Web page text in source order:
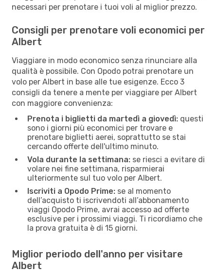
necessari per prenotare i tuoi voli al miglior prezzo.
Consigli per prenotare voli economici per
Albert
Viaggiare in modo economico senza rinunciare alla
qualità è possibile. Con Opodo potrai prenotare un
volo per Albert in base alle tue esigenze. Ecco 3
consigli da tenere a mente per viaggiare per Albert
con maggiore convenienza:
Prenota i biglietti da martedì a giovedì: questi
sono i giorni più economici per trovare e
prenotare biglietti aerei, soprattutto se stai
cercando offerte dell'ultimo minuto.
Vola durante la settimana: se riesci a evitare di
volare nei fine settimana, risparmierai
ulteriormente sul tuo volo per Albert.
Iscriviti a Opodo Prime: se al momento
dell’acquisto ti iscrivendoti all’abbonamento
viaggi Opodo Prime, avrai accesso ad offerte
esclusive per i prossimi viaggi. Ti ricordiamo che
la prova gratuita è di 15 giorni.
Miglior periodo dell'anno per visitare
Albert